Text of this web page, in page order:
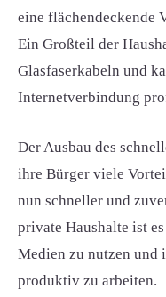
eine flächendeckende
Ein Großteil der
Glasfaserkabeln und
Internetverbindung
Der Ausbau des
ihre Bürger viele
nun schneller und
private Haushalte ist
Medien zu nutzen und
produktiv zu arbeiten.